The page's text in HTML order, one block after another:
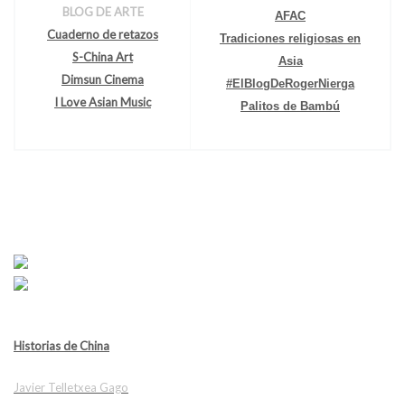
BLOG DE ARTE
Cuaderno de retazos
S-China Art
Dimsun Cinema
I Love Asian Music
AFAC
Tradiciones religiosas en
Asia
#ElBlogDeRogerNierga
Palitos de Bambú
Historias de China
Javier Telletxea Gago